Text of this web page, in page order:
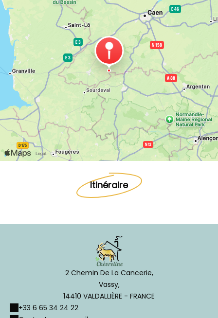
Itinéraire
2 Chemin De La Cancerie,
Vassy,
14410 VALDALLIÈRE - FRANCE
+33 6 65 34 24 22